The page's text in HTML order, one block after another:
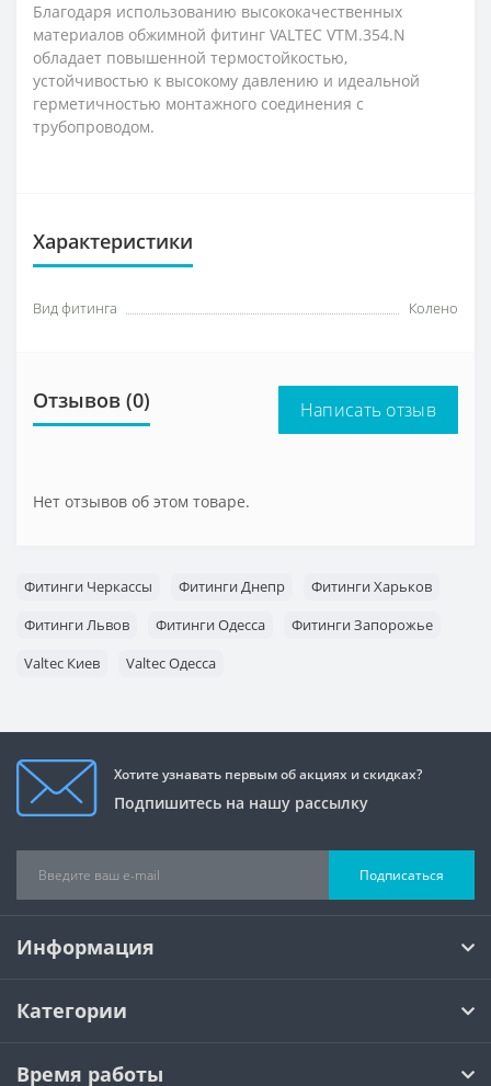
Благодаря использованию высококачественных
материалов обжимной фитинг VALTEC VTM.354.N
обладает повышенной термостойкостью,
устойчивостью к высокому давлению и идеальной
герметичностью монтажного соединения с
трубопроводом.
Характеристики
Вид фитинга Колено
Отзывов (0) Написать отзыв
Нет отзывов об этом товаре.
Фитинги Черкассы Фитинги Днепр
Фитинги Харьков
Фитинги Львов
Фитинги Одесса
Фитинги Запорожье
Valtec Киев
Valtec Одесса
Хотите узнавать первым об акциях и скидках?
Подпишитесь на нашу рассылку
Подписаться
Информация
Категории
Время работы